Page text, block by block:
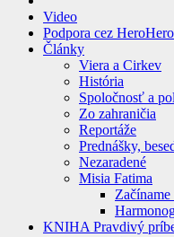
Video
Podpora cez HeroHero
Články
Viera a Cirkev
História
Spoločnosť a
Zo zahraničia
Reportáže
Prednášky,
Nezaradené
Misia Fatima
KNIHA Pravdivý